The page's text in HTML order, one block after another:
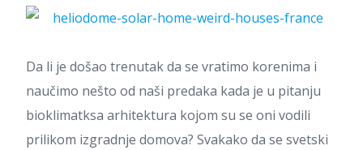
Da li je došao trenutak da se vratimo korenima i
naučimo nešto od naši predaka kada je u pitanju
bioklimatksa arhitektura kojom su se oni vodili
prilikom izgradnje domova? Svakako da se svetski